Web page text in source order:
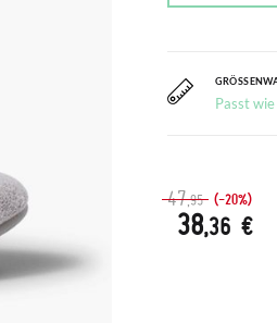
Passt
47,95 (-20%)
38,36 €